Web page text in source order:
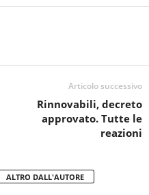
Articolo successivo
Rinnovabili, decreto
approvato. Tutte le
reazioni
ALTRO DALL'AUTORE